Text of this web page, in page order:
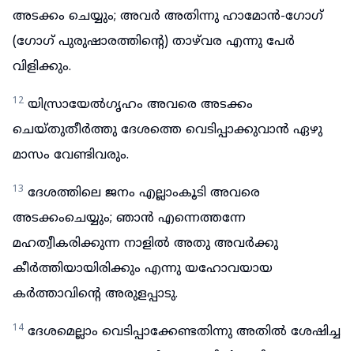
അടക്കം ചെയ്യും; അവർ അതിന്നു ഹാമോൻ-ഗോഗ്
(ഗോഗ് പുരുഷാരത്തിന്റെ) താഴ്‌വര എന്നു പേർ
വിളിക്കും.
12 യിസ്രായേൽഗൃഹം അവരെ അടക്കം
ചെയ്തുതീർത്തു ദേശത്തെ വെടിപ്പാക്കുവാൻ ഏഴു
മാസം വേണ്ടിവരും.
13 ദേശത്തിലെ ജനം എല്ലാംകൂടി അവരെ
അടക്കംചെയ്യും; ഞാൻ എന്നെത്തന്നേ
മഹത്വീകരിക്കുന്ന നാളിൽ അതു അവർക്കു
കീർത്തിയായിരിക്കും എന്നു യഹോവയായ
കർത്താവിന്റെ അരുളപ്പാടു.
14 ദേശമെല്ലാം വെടിപ്പാക്കേണ്ടതിന്നു അതിൽ ശേഷിച്ച